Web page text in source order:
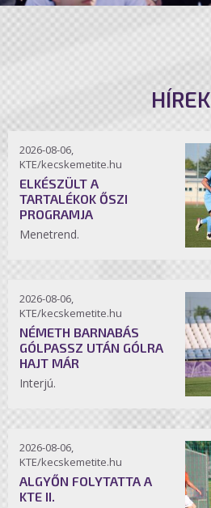
HÍREK
2026-08-06,
KTE/kecskemetite.hu
ELKÉSZÜLT A
TARTALÉKOK ŐSZI
PROGRAMJA
Menetrend.
2026-08-06,
KTE/kecskemetite.hu
NÉMETH BARNABÁS
GÓLPASSZ UTÁN GÓLRA
HAJT MÁR
Interjú.
2026-08-06,
KTE/kecskemetite.hu
ALGYŐN FOLYTATTA A
KTE II.